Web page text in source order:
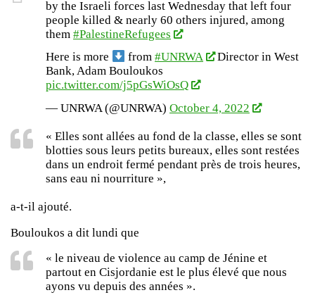
by the Israeli forces last Wednesday that left four
people killed & nearly 60 others injured, among
them #PalestineRefugees
Here is more
from#UNRWA
Director in West
Bank, Adam Bouloukos
pic.twitter.com/j5pGsWiOsQ
— UNRWA (@UNRWA) October 4, 2022
« Elles sont allées au fond de la classe, elles se sont
blotties sous leurs petits bureaux, elles sont restées
dans un endroit fermé pendant près de trois heures,
sans eau ni nourriture »,
a-t-il ajouté.
Bouloukos a dit lundi que
« le niveau de violence au camp de Jénine et
partout en Cisjordanie est le plus élevé que nous
ayons vu depuis des années ».